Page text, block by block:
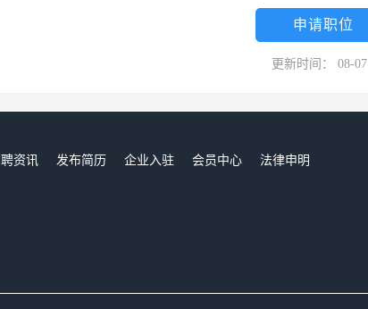
申请职位
更新时间： 08-07
资讯 发布简历 企业入驻 会员中心
法律申明